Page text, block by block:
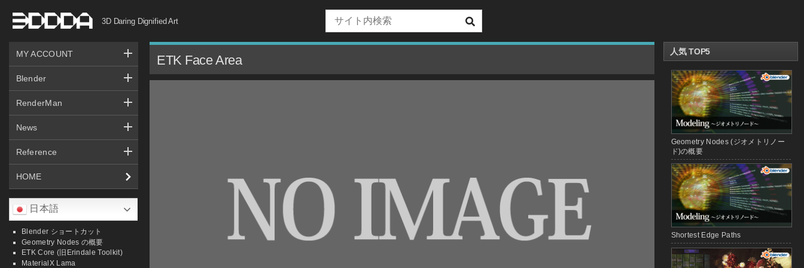
へ
ッ
3D Daring Dignified Art
MY ACCOUNT
Blender
RenderMan
News
Reference
HOME
日本語
Blender ショートカット
Geometry Nodes の概要
ETK Core (旧Erindale Toolkit)
MaterialX Lama
ETK Face Area
人気 TOP5
Geometry Nodes (ジオメトリノー
ド)の概要
Shortest Edge Paths